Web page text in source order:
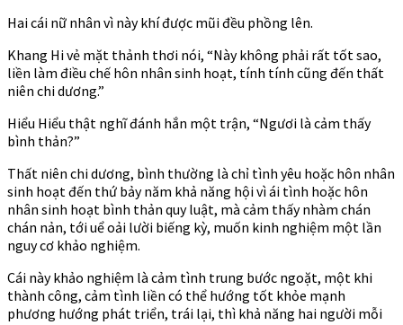
Hai cái nữ nhân vì này khí được mũi đều phồng lên.
Khang Hi vẻ mặt thảnh thơi nói, “Này không phải rất tốt sao,
liền làm điều chế hôn nhân sinh hoạt, tính tính cũng đến thất
niên chi dương.”
Hiểu Hiểu thật nghĩ đánh hắn một trận, “Ngươi là cảm thấy
bình thản?”
Thất niên chi dương, bình thường là chỉ tình yêu hoặc hôn nhân
sinh hoạt đến thứ bảy năm khả năng hội vì ái tình hoặc hôn
nhân sinh hoạt bình thản quy luật, mà cảm thấy nhàm chán
chán nản, tới uể oải lười biếng kỳ, muốn kinh nghiệm một lần
nguy cơ khảo nghiệm.
Cái này khảo nghiệm là cảm tình trung bước ngoặt, một khi
thành công, cảm tình liền có thể hướng tốt khỏe mạnh
phương hướng phát triển, trái lại, thì khả năng hai người mỗi